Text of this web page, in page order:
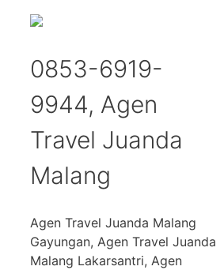
0853-6919-
9944, Agen
Travel Juanda
Malang
Agen Travel Juanda Malang
Gayungan, Agen Travel Juanda
Malang Lakarsantri, Agen